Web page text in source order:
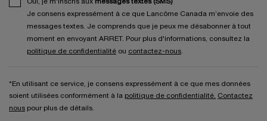
Oui, je m'inscris aux messages textes (SMS)
Je consens expressément à ce que Lancôme Canada m’envoie des
messages textes. Je comprends que je peux me désabonner à tout
moment en envoyant ARRET. Pour plus d'informations, consultez la
politique de confidentialité ou contactez-nous
*En utilisant ce service, je consens expressément à ce que mes données
soient utilisées conformément à la politique de confidentialité.
Contactez
nous pour plus de détails.